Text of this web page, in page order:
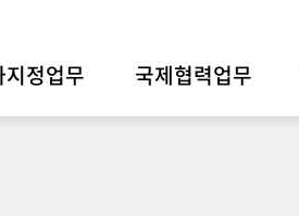
지정업무 국제협력업무